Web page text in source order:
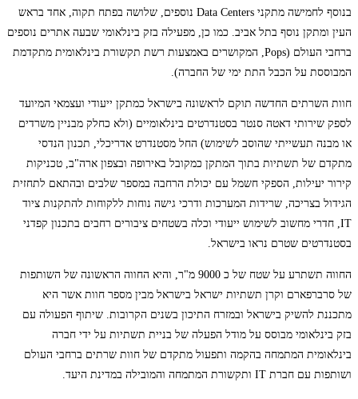
בנוסף לחמישה מתקני Data Centers נוספים, שלושה בפתח תקוה, אחד בראש
העין ומתקן נוסף בתל אביב. כמו כן, מפעילה בזק בינלאומי שבעה אתרים נוספים
ברחבי העולם (Pops, המקושרים באמצעות רשת תקשורת בינלאומית מתקדמת
המבוססת על הכבל התת ימי של החברה).
חוות השרתים החדשה תוקם לראשונה בישראל כמתקן ייעודי ועצמאי המיועד
לספק שירותי דאטה סנטר בסטנדרטים בינלאומיים (ולא כחלק מבניין משרדים
או מבנה תעשייתי שהוסב לשימוש) החל מסטנדרט אדריכלי, תכנון הנדסי
מתקדם של תשתיות בתוך המתקן כמקובל באירופה ובצפון ארה"ב, טכניקות
קירור יעילות, הספקי חשמל עם יכולת הרחבה במספר שלבים ובהתאם לתחזית
הגידול בצריכה, שרידות המערכות ודרכי גישה נוחות ללקוחות להתקנות ציוד
IT, חדרי מחשוב לשימוש ייעודי וכלה בשטחים ציבורים רחבים בתכנון קפדני
בסטנדרטים שטרם נראו בישראל.
החווה תשתרע על שטח של כ 9000 מ"ר, והיא החווה הראשונה של השותפות
של סרברפארם וקרן תשתיות ישראל בישראל מבין מספר חוות אשר היא
מתכננת להשיק בישראל ובמזרח התיכון בשנים הקרובות. שיתוף הפעולה עם
בזק בינלאומי מבוסס על מודל הפעלה של בניית תשתיות על ידי חברה
בינלאומית המתמחה בהקמה ותפעול מתקדם של חוות שרתים ברחבי העולם
ושותפות עם חברת IT ותקשורת המתמחה והמובילה במדינת היעד.